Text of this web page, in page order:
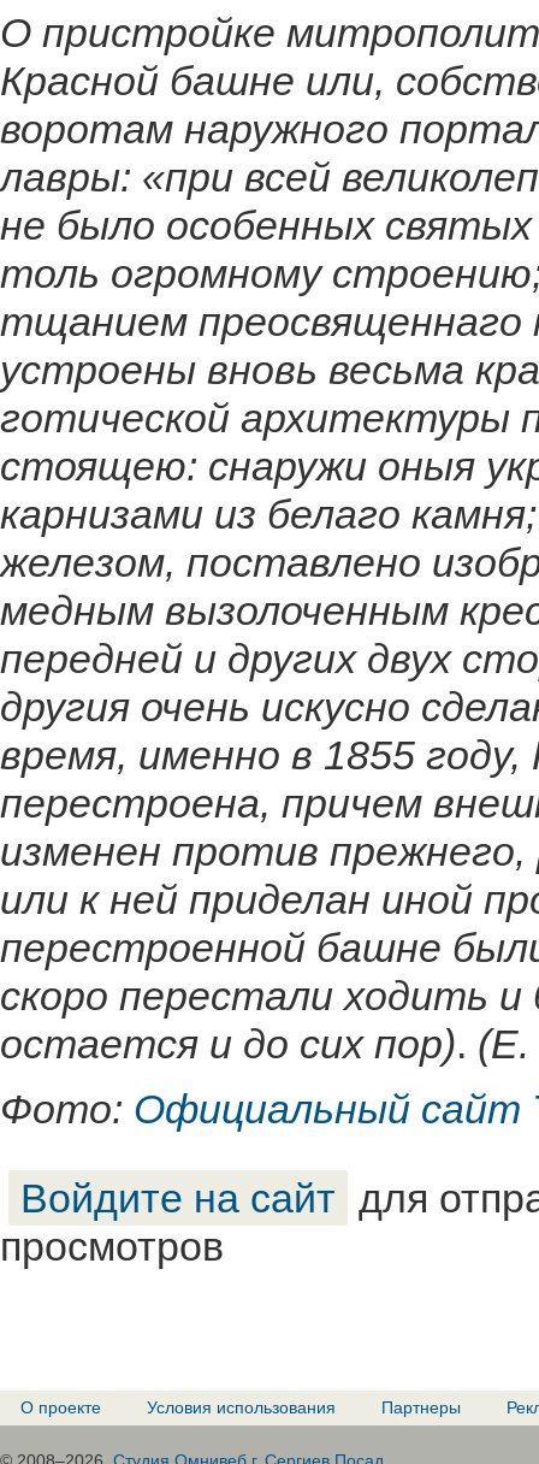
О пристройке
Красной башне или,
воротам наружного
лавры: «при всей
не было особенных
толь огромному
тщанием
устроены вновь весьма
готической архитектуры
стоящею: снаружи оныя
карнизами из белаго
железом, поставлено
медным вызолоченным
передней и других двух
другия очень искусно
время, именно в 1855
перестроена, причем
изменен против прежнего,
или к ней приделан иной
перестроенной башне
скоро перестали ходить
остается и до сих пор). (Е.
Фото: Официальный сайт
Войдите на сайт для
просмотров
О проекте Условия использования Партнеры